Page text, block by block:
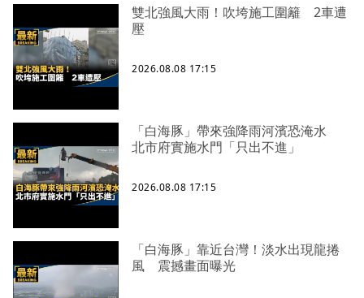
雙北強風大雨！吹垮施工圍籬 2車遭
壓
2026.08.08 17:15
「白海豚」帶來強降雨河濱恐淹水
北市府實施水門「只出不進」
2026.08.08 17:15
「白海豚」靠近台灣！淡水出現龍捲
風 震撼畫面曝光